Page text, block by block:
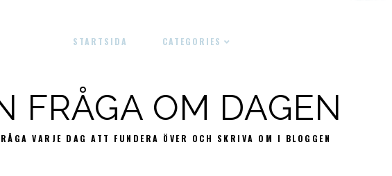
STARTSIDA CATEGORIES
FRÅGA OM DAGEN
VARJE DAG ATT FUNDERA ÖVER OCH SKRIVA OM I BLOGGEN